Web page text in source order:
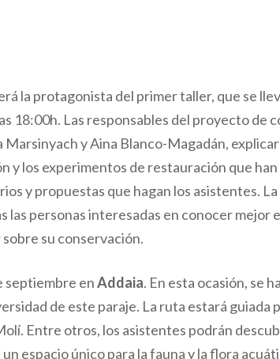
la protagonista del primer taller, que se
18:00h. Las responsables del proyecto de
Marsinyach y Aina Blanco-Magadán,
y los experimentos de restauración que
y propuestas que hagan los asistentes.
las personas interesadas en conocer mejor
su conservación.
septiembre enAddaia. En esta ocasión, se
de este paraje. La ruta estará guiada
Entre otros, los asistentes podrán
espacio único para la fauna y la flora